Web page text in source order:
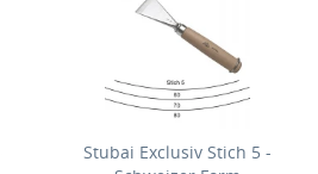
Stubai Exclusiv Stich 5 -